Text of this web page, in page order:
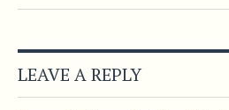
LEAVE A REPLY